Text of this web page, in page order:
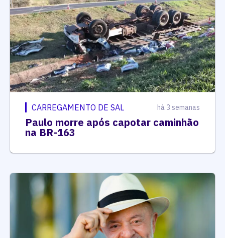
CARREGAMENTO DE SAL há 3 semanas
Paulo morre após capotar caminhão
na BR-163